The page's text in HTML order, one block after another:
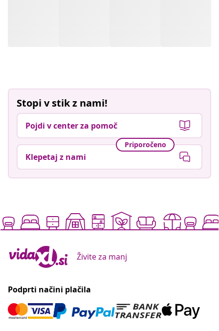
Stopi v stik z nami!
Pojdi v center za pomoč
Priporočeno
Klepetaj z nami
Živite za manj
Podprti načini plačila